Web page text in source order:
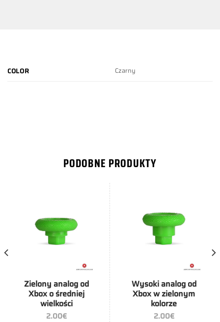
COLOR Czarny
PODOBNE PRODUKTY
Zielony analog od
Xbox o średniej
wielkości
2.00€
Wysoki analog od
Xbox w zielonym
kolorze
2.00€